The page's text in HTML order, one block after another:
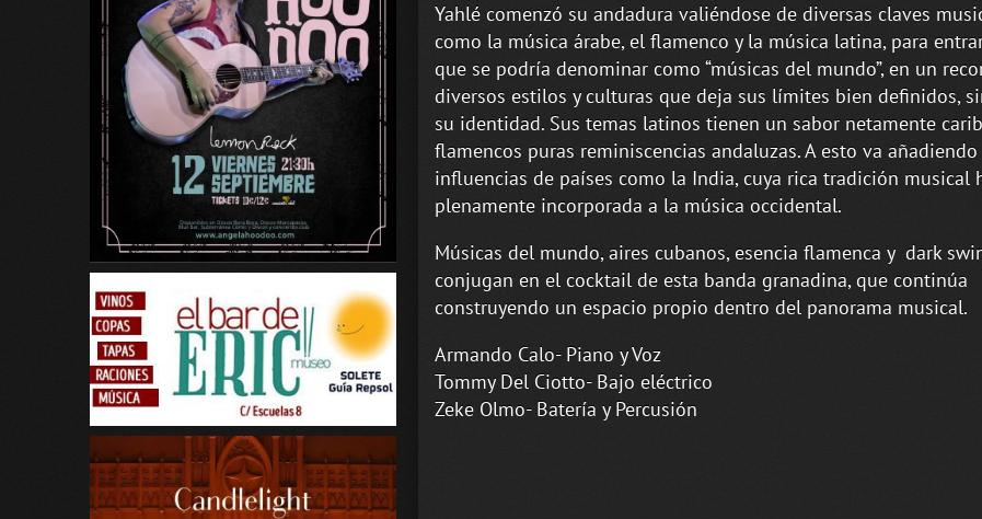
Yahlé comenzó su andadura valiéndose de diversas claves
como la música árabe, el flamenco y la música latina, para
que se podría denominar como “músicas del mundo”, en un
diversos estilos y culturas que deja sus límites bien definidos,
su identidad. Sus temas latinos tienen un sabor netamente
flamencos puras reminiscencias andaluzas. A esto va añadiendo
influencias de países como la India, cuya rica tradición musical
plenamente incorporada a la música occidental.
Músicas del mundo, aires cubanos, esencia flamenca y dark
conjugan en el cocktail de esta banda granadina, que continúa
construyendo un espacio propio dentro del panorama musical.
Armando Calo- Piano y Voz
Tommy Del Ciotto- Bajo eléctrico
Zeke Olmo- Batería y Percusión